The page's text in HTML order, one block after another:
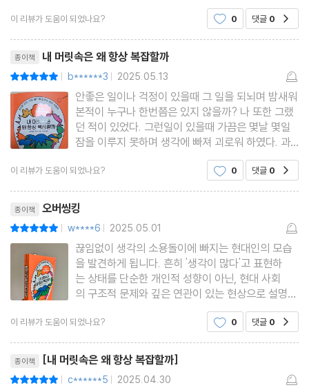
-생각을 밀어내는 명상의 힘
-글로 쓰면 막을 수 있다
-매일 나에게 주는 선물
5장 “새로운 나를 마주해야 할 때”
: 다른 관점으로 바라보기
-화가 나도, 슬퍼도, 불안해도 괜찮다
-생각이 흐르는 통로 만들기
-다른 사람의 가치관을 빌리지 마라
-시작이 반이다
-감수할 것은 감수하자
-모두가 나와 비슷할 거라는 오해
-“그 사람이 어떻게 나한테 그럴 수 있지?”
-해야만 한다는 착각
이 리뷰가 도움이 되었나요? 0 댓글 0
종이책 내 머릿속은 왜 항상 복잡할까
| b******3 | 2025.05.13
안좋은 일이나 걱정이 있을때 그 일을 되뇌며 밤새워
본적이 누구나 한번쯤은 있지 않을까? 나 또한 그랬
던 적이 있었다. 그런일이 있을때 가끔은 몇날 몇일
잠을 이루지 못하며 생각에 빠져 괴로워 하였다. 과
도한 생각, 걱정, 불안을 멈추는 심리 처방전 '내 머릿
속은 왜 항상 복잡할까'란 책 제목을 보면서 나에게
꼭 필요한 책이란 생각이 들었다. 그리고 나처럼 한
번쯤 이런 생각
이 리뷰가 도움이 되었나요? 0 댓글 0
종이책 오버씽킹
| w****6 | 2025.05.01
끊임없이 생각의 소용돌이에 빠지는 현대인의 모습
을 발견하게 됩니다. 흔히 '생각이 많다'고 표현하
는 상태를 단순한 개인적 성향이 아닌, 현대 사회
의 구조적 문제와 깊은 연관이 있는 현상으로 설명하
고 있습니다.끊임없이 생각에 사로잡히는 이유가 현
대 사회의 성취 지향적 가치관과 자기 검열의 습관에
서 비롯된다고 지적합니다. 소셜미디어의 발달로 타
인의 시선을 더욱 의식하게
이 리뷰가 도움이 되었나요? 0 댓글 0
종이책 [내 머릿속은 왜 항상 복잡할까]
| c******5 | 2025.04.30